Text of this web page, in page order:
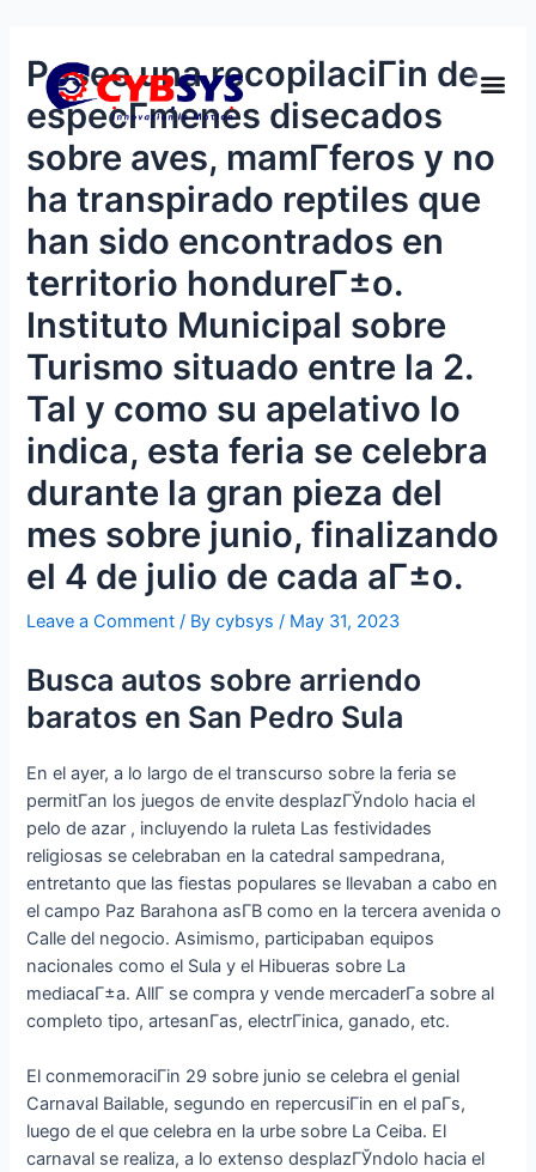
Posee una recopilaciГіn de
especГ­menes disecados
sobre aves, mamГ­feros y no
ha transpirado reptiles que
han sido encontrados en
territorio hondureГ±o.
Instituto Municipal sobre
Turismo situado entre la 2.
Tal y como su apelativo lo
indica, esta feria se celebra
durante la gran pieza del
mes sobre junio, finalizando
el 4 de julio de cada aГ±o.
Leave a Comment / Bycybsys/ May 31, 2023
Busca autos sobre arriendo
baratos en San Pedro Sula
En el ayer, a lo largo de el transcurso sobre la feria se
permitГ­an los juegos de envite desplazГЎndolo hacia el
pelo de azar , incluyendo la ruleta Las festividades
religiosas se celebraban en la catedral sampedrana,
entretanto que las fiestas populares se llevaban a cabo en
el campo Paz Barahona asГ­В­ como en la tercera avenida o
Calle del negocio. Asimismo, participaban equipos
nacionales como el Sula y el Hibueras sobre La
mediacaГ±a. AllГ­ se compra y vende mercaderГ­a sobre al
completo tipo, artesanГ­as, electrГіnica, ganado, etc.
El conmemoraciГіn 29 sobre junio se celebra el genial
Carnaval Bailable, segundo en repercusiГіn en el paГ­s,
luego de el que celebra en la urbe sobre La Ceiba. El
carnaval se realiza, a lo extenso desplazГЎndolo hacia el